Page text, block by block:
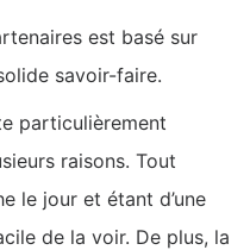
est basé sur
savoir-faire.
particulièrement
raisons. Tout
le jour et étant d’une
de la voir. De plus, la